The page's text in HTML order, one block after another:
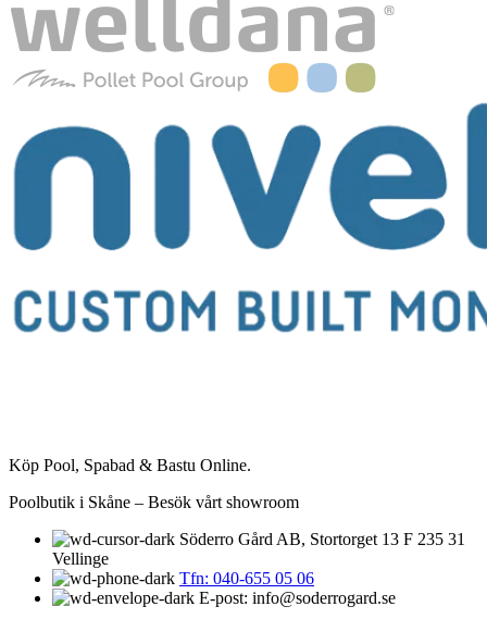
Köp Pool, Spabad & Bastu Online.
Poolbutik i Skåne – Besök vårt showroom
Söderro Gård AB, Stortorget 13 F 235 31
Vellinge
Tfn: 040-655 05 06
E-post: info@soderrogard.se